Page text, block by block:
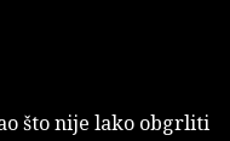
što nije lako obgrliti